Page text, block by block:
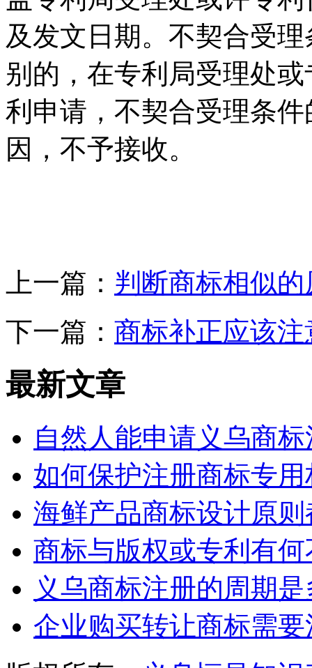
及发文日期。不契合受
别的，在专利局受理处
利申请，不契合受理条
因，不予接收。
上一篇： 判断商标相似
下一篇： 商标补正应该
最新文章
自然人能申请义乌商
如何保护注册商标专用
海鲜产品商标设计原
商标与版权或专利有
义乌商标注册的周期
企业购买转让商标需